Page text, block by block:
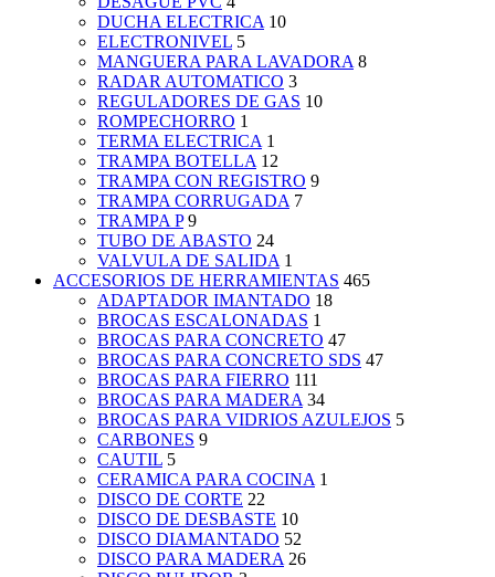
DUCHA ELECTRICA 10
ELECTRONIVEL 5
MANGUERA PARA LAVADORA 8
RADAR AUTOMATICO 3
REGULADORES DE GAS 10
ROMPECHORRO 1
TERMA ELECTRICA 1
TRAMPA BOTELLA 12
TRAMPA CON REGISTRO 9
TRAMPA CORRUGADA 7
TRAMPA P 9
TUBO DE ABASTO 24
VALVULA DE SALIDA 1
ACCESORIOS DE HERRAMIENTAS 465
ADAPTADOR IMANTADO 18
BROCAS ESCALONADAS 1
BROCAS PARA CONCRETO 47
BROCAS PARA CONCRETO SDS 47
BROCAS PARA FIERRO 111
BROCAS PARA MADERA 34
BROCAS PARA VIDRIOS AZULEJOS 5
CARBONES 9
CAUTIL 5
CERAMICA PARA COCINA 1
DISCO DE CORTE 22
DISCO DE DESBASTE 10
DISCO DIAMANTADO 52
DISCO PARA MADERA 26